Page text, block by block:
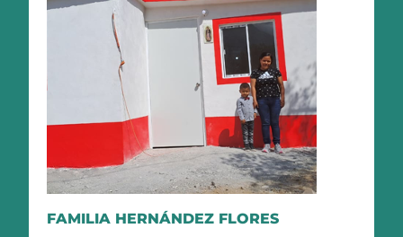
FAMILIA HERNÁNDEZ FLORES